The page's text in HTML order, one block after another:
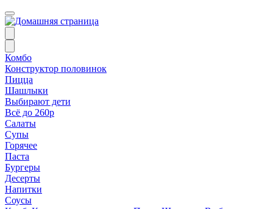
Комбо
Конструктор половинок
Пицца
Шашлыки
Выбирают дети
Всё до 260р
Салаты
Супы
Горячее
Паста
Бургеры
Десерты
Напитки
Соусы